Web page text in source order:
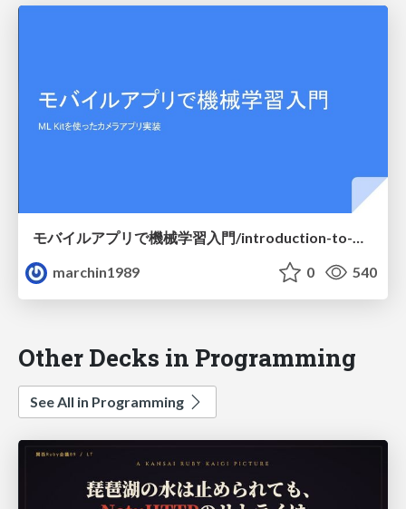
モバイルアプリで機械学習入門/introduction-to-machine-learning-in-mobile-app
marchin1989
0 540
Other Decks in Programming
See All in Programming